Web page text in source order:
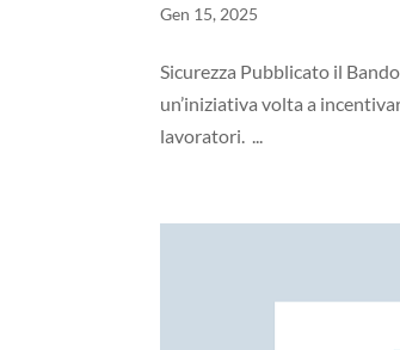
Gen 15, 2025
Sicurezza Pubblicato il
un’iniziativa volta a
lavoratori. ...